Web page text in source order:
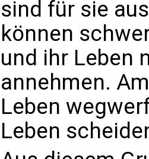
sind für sie
können
und ihr Leben
annehmen.
Leben
Leben